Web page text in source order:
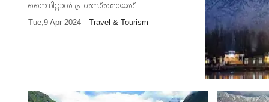
നാടുകളിലൂടെ ഒരു
നൈനിറ്റാള്‍ പ്രശസ്തമായത്
Tue,9 Apr 2024 Travel & Tourism